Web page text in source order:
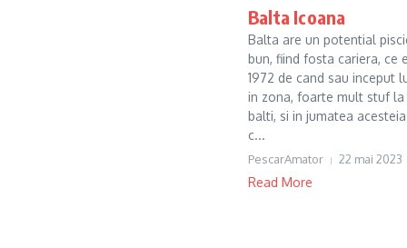
Balta Icoana
Balta are un potential
bun, fiind fosta cariera, ce
1972 de cand sau inceput
in zona, foarte mult stuf
balti, si in jumatea
c...
PescarAmator 22 mai 2023
Read More